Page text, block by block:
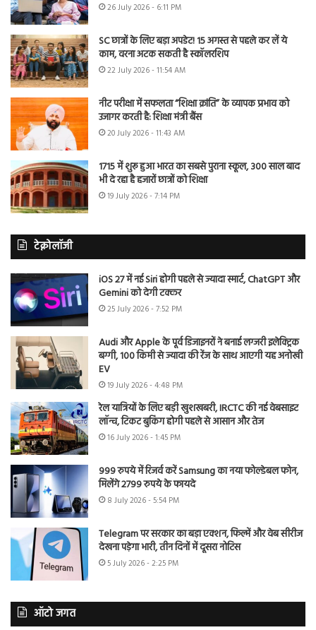
26 July 2026 - 6:11 PM
SC छात्रों के लिए बड़ा अपडेट! 15 अगस्त से पहले कर लें ये
काम, वरना अटक सकती है स्कॉलरशिप
22 July 2026 - 11:54 AM
नीट परीक्षा में सफलता “शिक्षा क्रांति” के व्यापक प्रभाव को
उजागर करती है: शिक्षा मंत्री बैंस
20 July 2026 - 11:43 AM
1715 में शुरू हुआ भारत का सबसे पुराना स्कूल, 300 साल बाद
भी दे रहा है हजारों छात्रों को शिक्षा
19 July 2026 - 7:14 PM
टेक्नोलॉजी
iOS 27 में नई Siri होगी पहले से ज्यादा स्मार्ट, ChatGPT और
Gemini को देगी टक्कर
25 July 2026 - 7:52 PM
Audi और Apple के पूर्व डिजाइनरों ने बनाई लग्जरी इलेक्ट्रिक
बग्गी, 100 किमी से ज्यादा की रेंज के साथ आएगी यह अनोखी
EV
19 July 2026 - 4:48 PM
रेल यात्रियों के लिए बड़ी खुशखबरी, IRCTC की नई वेबसाइट
लॉन्च, टिकट बुकिंग होगी पहले से आसान और तेज
16 July 2026 - 1:45 PM
999 रुपये में रिजर्व करें Samsung का नया फोल्डेबल फोन,
मिलेंगे 2799 रुपये के फायदे
8 July 2026 - 5:54 PM
Telegram पर सरकार का बड़ा एक्शन, फिल्में और वेब सीरीज
देखना पड़ेगा भारी, तीन दिनों में दूसरा नोटिस
5 July 2026 - 2:25 PM
ऑटो जगत